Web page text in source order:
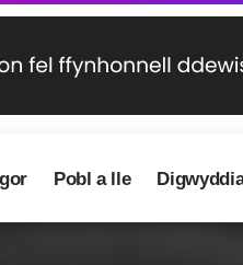
Pobl a lle